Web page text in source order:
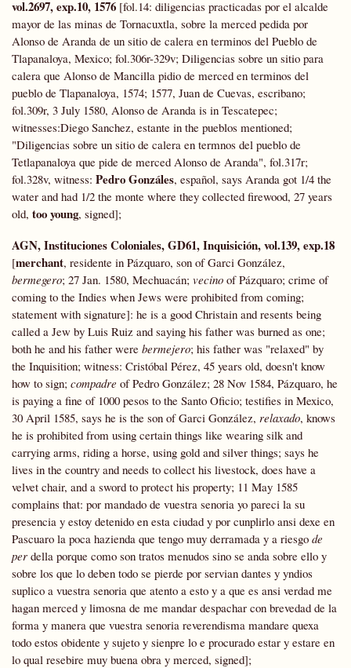
vol.2697, exp.10, 1576 [fol.14: diligencias practicadas por el alcalde
mayor de las minas de Tornacuxtla, sobre la merced pedida por
Alonso de Aranda de un sitio de calera en terminos del Pueblo de
Tlapanaloya, Mexico; fol.306r-329v; Diligencias sobre un sitio para
calera que Alonso de Mancilla pidio de merced en terminos del
pueblo de Tlapanaloya, 1574; 1577, Juan de Cuevas, escribano;
fol.309r, 3 July 1580, Alonso de Aranda is in Tescatepec;
witnesses:Diego Sanchez, estante in the pueblos mentioned;
"Diligencias sobre un sitio de calera en termnos del pueblo de
Tetlapanaloya que pide de merced Alonso de Aranda", fol.317r;
fol.328v, witness: Pedro Gonzáles, español, says Aranda got 1/4 the
water and had 1/2 the monte where they collected firewood, 27 years
old, too young, signed];
AGN, Instituciones Coloniales, GD61, Inquisición, vol.139, exp.18
[merchant, residente in Pázquaro, son of Garci González,
bermegero; 27 Jan. 1580, Mechuacán; vecino of Pázquaro; crime of
coming to the Indies when Jews were prohibited from coming;
statement with signature]: he is a good Christain and resents being
called a Jew by Luis Ruiz and saying his father was burned as one;
both he and his father were bermejero; his father was "relaxed" by
the Inquisition; witness: Cristóbal Pérez, 45 years old, doesn't know
how to sign; compadre of Pedro González; 28 Nov 1584, Pázquaro, he
is paying a fine of 1000 pesos to the Santo Oficio; testifies in Mexico,
30 April 1585, says he is the son of Garci González, relaxado, knows
he is prohibited from using certain things like wearing silk and
carrying arms, riding a horse, using gold and silver things; says he
lives in the country and needs to collect his livestock, does have a
velvet chair, and a sword to protect his property; 11 May 1585
complains that: por mandado de vuestra senoria yo pareci la su
presencia y estoy detenido en esta ciudad y por cunplirlo ansi dexe en
Pascuaro la poca hazienda que tengo muy derramada y a riesgo de
per della porque como son tratos menudos sino se anda sobre ello y
sobre los que lo deben todo se pierde por servian dantes y yndios
suplico a vuestra senoria que atento a esto y a que es ansi verdad me
hagan merced y limosna de me mandar despachar con brevedad de la
forma y manera que vuestra senoria reverendisma mandare quexa
todo estos obidente y sujeto y sienpre lo e procurado estar y estare en
lo qual resebire muy buena obra y merced, signed];